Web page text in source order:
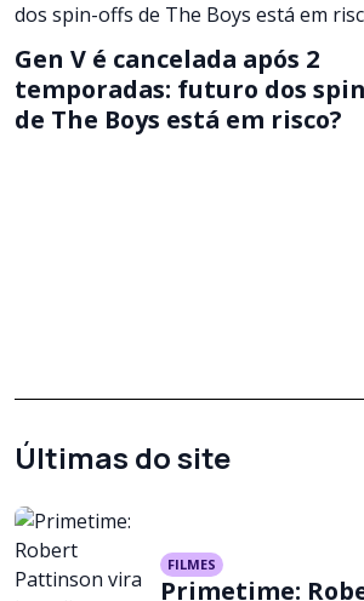
Gen V é cancelada após 2
temporadas: futuro dos
de The Boys está em risco?
Últimas do site
FILMES
Primetime: